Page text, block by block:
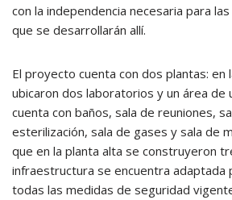
con la independencia necesaria para
que se desarrollarán allí.
El proyecto cuenta con dos plantas: en
ubicaron dos laboratorios y un área de
cuenta con baños, sala de reuniones,
esterilización, sala de gases y sala de
que en la planta alta se construyeron
infraestructura se encuentra adaptada
todas las medidas de seguridad